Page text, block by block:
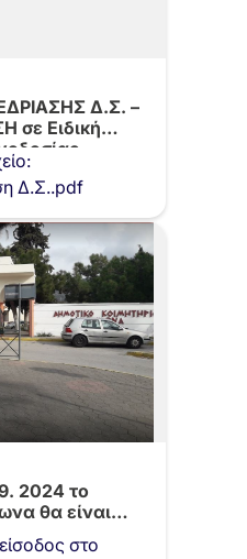
Δ.Σ. –
σε Ειδική
Δ.Σ..pdf
2024 το
θα είναι…
στο